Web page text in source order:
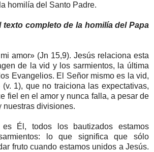
homilía del Santo Padre.
texto completo de la homilía del Papa
amor» (Jn 15,9). Jesús relaciona esta
de la vid y los sarmientos, la última
Evangelios. El Señor mismo es la vid,
(v. 1), que no traiciona las expectativas,
fiel en el amor y nunca falla, a pesar de
nuestras divisiones.
Él, todos los bautizados estamos
lo que significa que sólo
fruto cuando estamos unidos a Jesús.